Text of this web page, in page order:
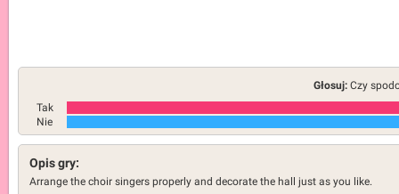
Głosuj: Czy
Tak
Nie
Opis gry:
Arrange the choir singers properly and decorate the hall just as you like.